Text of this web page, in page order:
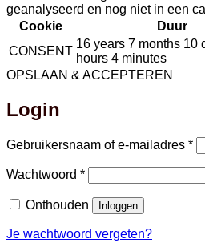
geanalyseerd en nog niet in een
Cookie
Duur
CONSENT
16 years 7 months 10
hours 4 minutes
OPSLAAN & ACCEPTEREN
Login
Gebruikersnaam of e-mailadres *
Wachtwoord *Vereist
Onthouden Inloggen
Je wachtwoord vergeten?